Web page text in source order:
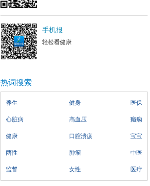
手机报
轻松看健康
热词搜索
养生 健身 医保
心脏病 高血压 癫痫
健康 口腔溃疡 宝宝
两性 肿瘤 中医
监督 女性 医疗